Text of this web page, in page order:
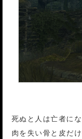
死ぬと人は亡者に
肉を失い骨と皮だ